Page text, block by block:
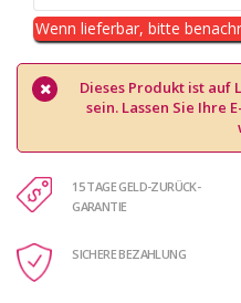
Wenn lieferbar, bitte
Dieses Produkt ist
sein. Lassen Sie Ihre
15 TAGE GELD-ZURÜCK-
GARANTIE
SICHERE BEZAHLUNG